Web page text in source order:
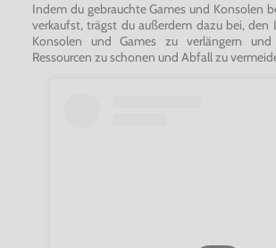
Indem du gebrauchte Games und Konsolen
verkaufst, trägst du außerdem dazu bei, den
Konsolen und Games zu verlängern
Ressourcen zu schonen und Abfall zu